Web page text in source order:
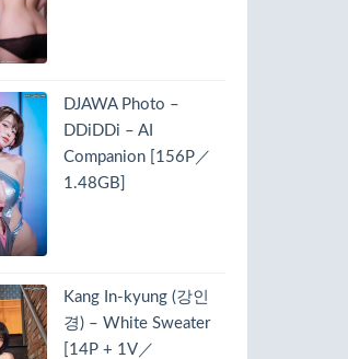
DJAWA Photo –
DDiDDi – AI
Companion [156P／
1.48GB]
Kang In-kyung (강인
경) – White Sweater
[14P + 1V／